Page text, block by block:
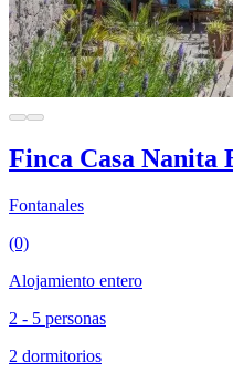
Finca Casa Nanita
Fontanales
(0)
Alojamiento entero
2 - 5 personas
2 dormitorios